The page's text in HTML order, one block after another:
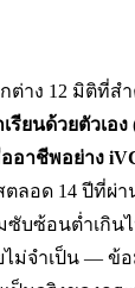
ต่าง 12 มิติที่ส
รียนด้วยตัวเอง
อาชีพอย่าง
ตลอด 14 ปีที่ผ่
บซ้อนต่ำเกินไ
ไม่จำเป็น — ข้